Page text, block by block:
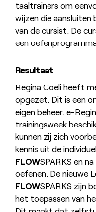
taaltrainers om
wijzen die aansluiten
van de cursist. De
een
Resultaat
Regina Coeli heeft
opgezet. Dit is een
eigen beheer. e-
trainingsweek
kunnen zij zich
kennis uit de
FLOWSPARKS en
oefenen. De nieuwe
FLOWSPARKS zijn
het toepassen van